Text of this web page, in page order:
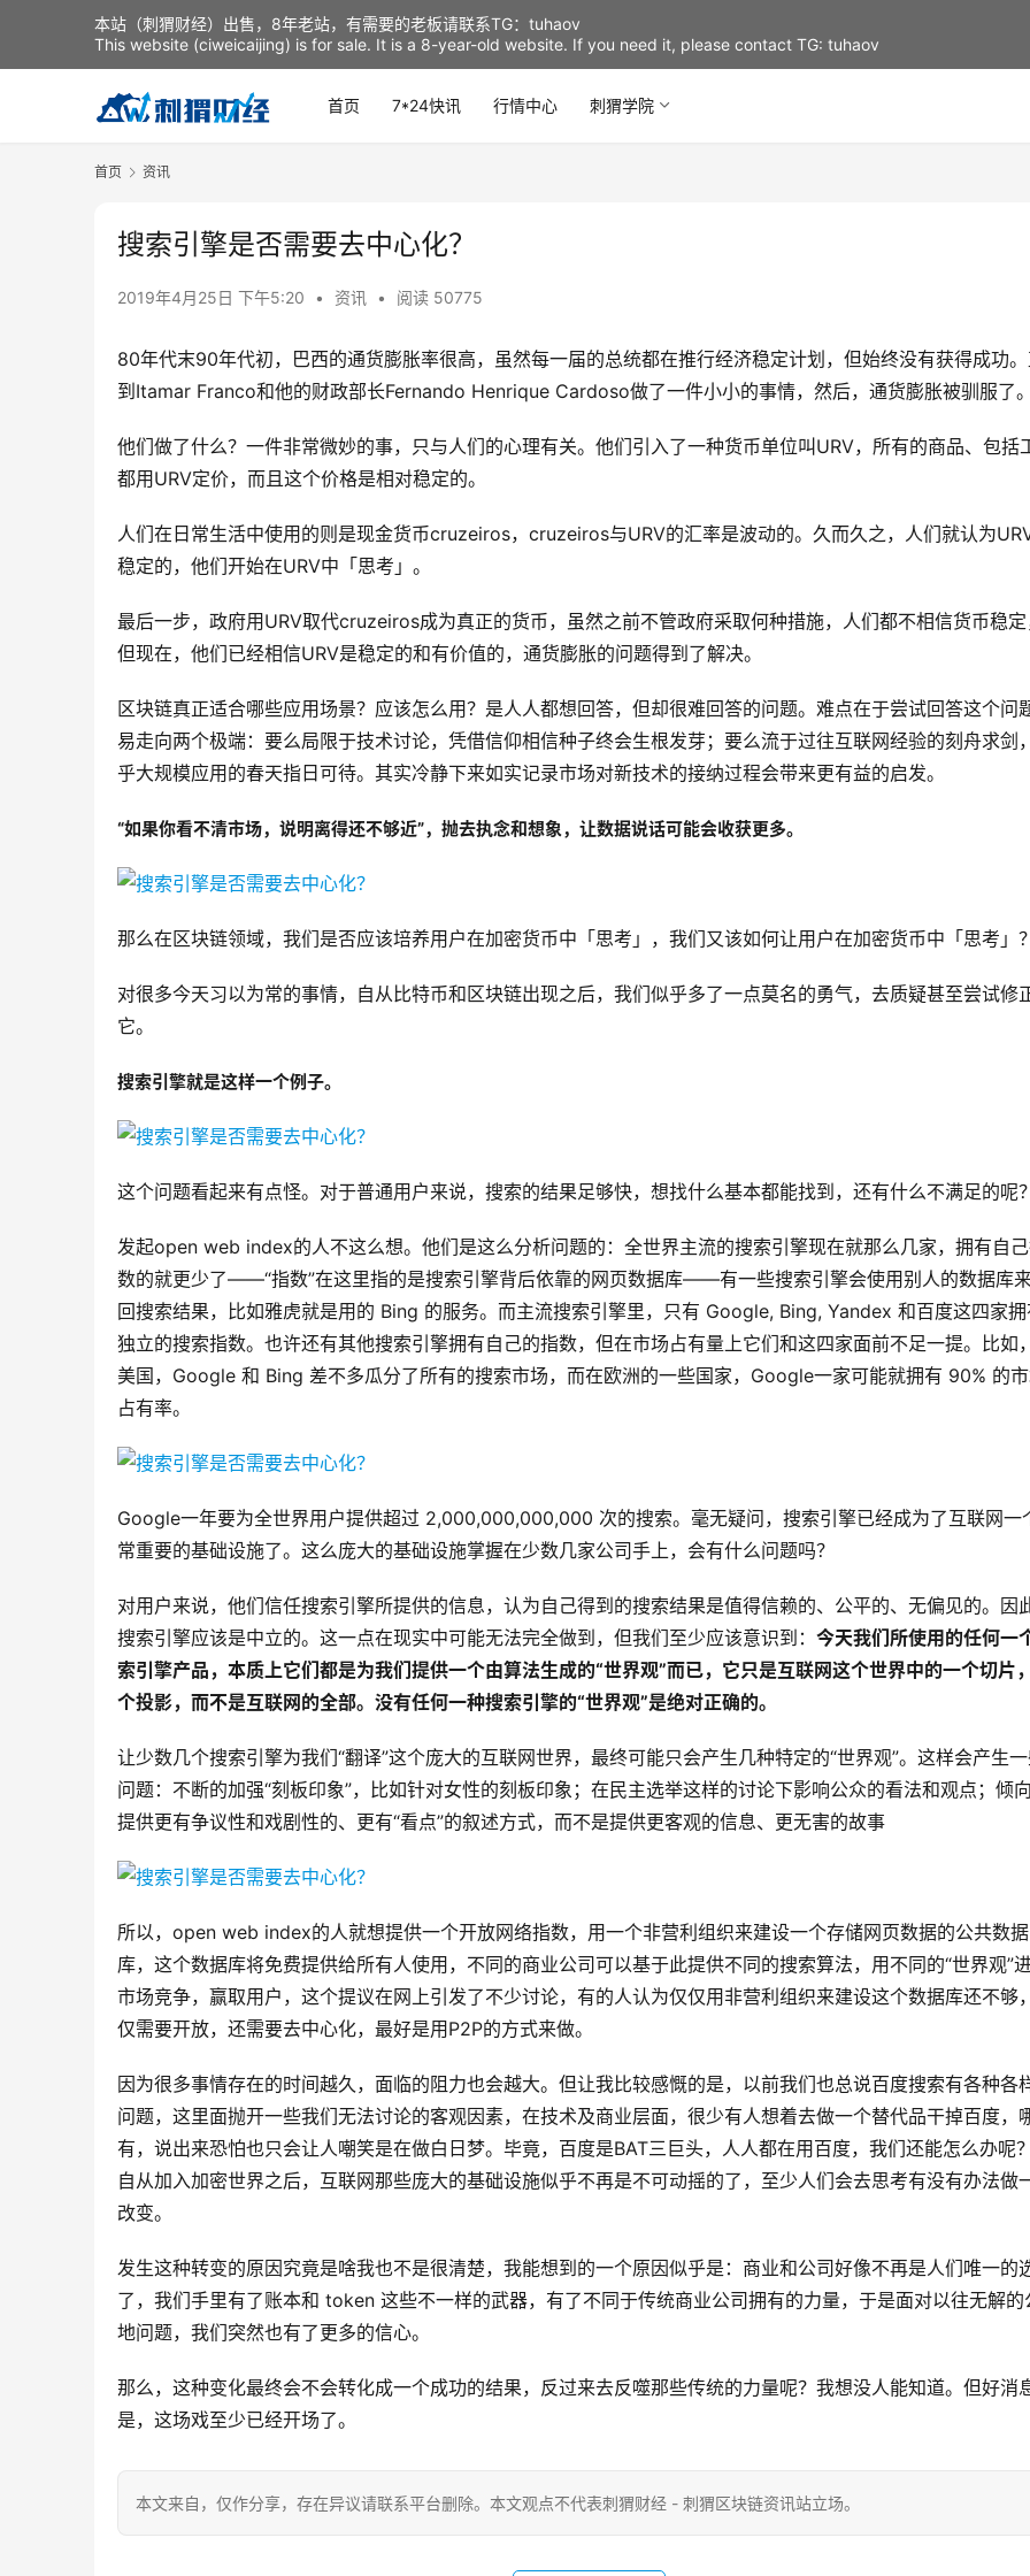
首页 7*24快讯 行情中心 刺猬学院
首页 资讯
搜索引擎是否需要去中心化？
2019年4月25日 下午5:20 • 资讯 • 阅读 50775
80年代末90年代初，巴西的通货膨胀率很高，虽然每一届的总统都在推行经济稳定计划，但始终没有获得成功
到Itamar Franco和他的财政部长Fernando Henrique Cardoso做了一件小小的事情，然后，通货膨胀被驯服了。
他们做了什么？一件非常微妙的事，只与人们的心理有关。他们引入了一种货币单位叫URV，所有的商品、包括
都用URV定价，而且这个价格是相对稳定的。
人们在日常生活中使用的则是现金货币cruzeiros，cruzeiros与URV的汇率是波动的。久而久之，人们就认为
稳定的，他们开始在URV中「思考」。
最后一步，政府用URV取代cruzeiros成为真正的货币，虽然之前不管政府采取何种措施，人们都不相信货币稳定
但现在，他们已经相信URV是稳定的和有价值的，通货膨胀的问题得到了解决。
区块链真正适合哪些应用场景？应该怎么用？是人人都想回答，但却很难回答的问题。难点在于尝试回答这个问
易走向两个极端：要么局限于技术讨论，凭借信仰相信种子终会生根发芽；要么流于过往互联网经验的刻舟求剑
乎大规模应用的春天指日可待。其实冷静下来如实记录市场对新技术的接纳过程会带来更有益的启发。
“如果你看不清市场，说明离得还不够近”，抛去执念和想象，让数据说话可能会收获更多。
那么在区块链领域，我们是否应该培养用户在加密货币中「思考」，我们又该如何让用户在加密货币中「思考」？
对很多今天习以为常的事情，自从比特币和区块链出现之后，我们似乎多了一点莫名的勇气，去质疑甚至尝试修
它。
搜索引擎就是这样一个例子。
这个问题看起来有点怪。对于普通用户来说，搜索的结果足够快，想找什么基本都能找到，还有什么不满足的呢？
发起open web index的人不这么想。他们是这么分析问题的：全世界主流的搜索引擎现在就那么几家，拥有自
数的就更少了——“指数”在这里指的是搜索引擎背后依靠的网页数据库——有一些搜索引擎会使用别人的数据库
回搜索结果，比如雅虎就是用的 Bing 的服务。而主流搜索引擎里，只有 Google, Bing, Yandex 和百度这四家拥
独立的搜索指数。也许还有其他搜索引擎拥有自己的指数，但在市场占有量上它们和这四家面前不足一提。比如
美国，Google 和 Bing 差不多瓜分了所有的搜索市场，而在欧洲的一些国家，Google一家可能就拥有 90% 的
占有率。
Google一年要为全世界用户提供超过 2,000,000,000,000 次的搜索。毫无疑问，搜索引擎已经成为了互联网一
常重要的基础设施了。这么庞大的基础设施掌握在少数几家公司手上，会有什么问题吗？
对用户来说，他们信任搜索引擎所提供的信息，认为自己得到的搜索结果是值得信赖的、公平的、无偏见的。因此
搜索引擎应该是中立的。这一点在现实中可能无法完全做到，但我们至少应该意识到： 今天我们所使用的任何一
索引擎产品，本质上它们都是为我们提供一个由算法生成的“世界观”而已，它只是互联网这个世界中的一个切片
个投影，而不是互联网的全部。没有任何一种搜索引擎的“世界观”是绝对正确的。
让少数几个搜索引擎为我们“翻译”这个庞大的互联网世界，最终可能只会产生几种特定的“世界观”。这样会产生
问题：不断的加强“刻板印象”，比如针对女性的刻板印象；在民主选举这样的讨论下影响公众的看法和观点；倾
提供更有争议性和戏剧性的、更有“看点”的叙述方式，而不是提供更客观的信息、更无害的故事
所以，open web index的人就想提供一个开放网络指数，用一个非营利组织来建设一个存储网页数据的公共数据
库，这个数据库将免费提供给所有人使用，不同的商业公司可以基于此提供不同的搜索算法，用不同的“世界观”
市场竞争，赢取用户，这个提议在网上引发了不少讨论，有的人认为仅仅用非营利组织来建设这个数据库还不够
仅需要开放，还需要去中心化，最好是用P2P的方式来做。
因为很多事情存在的时间越久，面临的阻力也会越大。但让我比较感慨的是，以前我们也总说百度搜索有各种各
问题，这里面抛开一些我们无法讨论的客观因素，在技术及商业层面，很少有人想着去做一个替代品干掉百度，
有，说出来恐怕也只会让人嘲笑是在做白日梦。毕竟，百度是BAT三巨头，人人都在用百度，我们还能怎么办呢
自从加入加密世界之后，互联网那些庞大的基础设施似乎不再是不可动摇的了，至少人们会去思考有没有办法做
改变。
发生这种转变的原因究竟是啥我也不是很清楚，我能想到的一个原因似乎是：商业和公司好像不再是人们唯一的
了，我们手里有了账本和 token 这些不一样的武器，有了不同于传统商业公司拥有的力量，于是面对以往无解的
地问题，我们突然也有了更多的信心。
那么，这种变化最终会不会转化成一个成功的结果，反过来去反噬那些传统的力量呢？我想没人能知道。但好消
是，这场戏至少已经开场了。
本文来自 ，仅作分享，存在异议请联系平台删除。本文观点不代表刺猬财经 - 刺猬区块链资讯站立场。
本站（刺猬财经）出售，8年老站，有需要的老板请联系TG：tuhaov
This website (ciweicaijing) is for sale. It is a 8-year-old website. If you need it, please contact TG: tuhaov